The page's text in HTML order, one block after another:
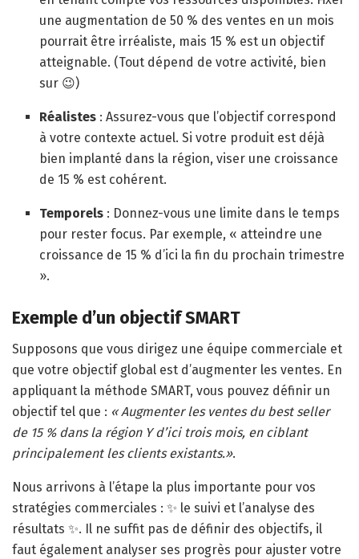
une augmentation de 50 % des ventes en un mois
pourrait être irréaliste, mais 15 % est un objectif
atteignable. (Tout dépend de votre activité, bien
sur 😉)
Réalistes : Assurez-vous que l’objectif correspond
à votre contexte actuel. Si votre produit est déjà
bien implanté dans la région, viser une croissance
de 15 % est cohérent.
Temporels : Donnez-vous une limite dans le temps
pour rester focus. Par exemple, « atteindre une
croissance de 15 % d’ici la fin du prochain trimestre
».
Exemple d’un objectif SMART
Supposons que vous dirigez une équipe commerciale et
que votre objectif global est d’augmenter les ventes. En
appliquant la méthode SMART, vous pouvez définir un
objectif tel que : « Augmenter les ventes du best seller
de 15 % dans la région Y d’ici trois mois, en ciblant
principalement les clients existants.».
Nous arrivons à l’étape la plus importante pour vos
stratégies commerciales : ✨ le suivi et l’analyse des
résultats ✨. Il ne suffit pas de définir des objectifs, il
faut également analyser ses progrès pour ajuster votre